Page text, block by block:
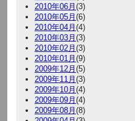
2010年06月(3)
2010年05月(6)
2010年04月(4)
2010年03月(3)
2010年02月(3)
2010年01月(9)
2009年12月(5)
2009年11月(3)
2009年10月(4)
2009年09月(4)
2009年08月(8)